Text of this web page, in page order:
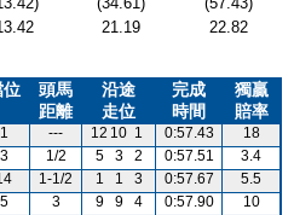
21.19
22.82
位
頭馬
距離
沿途
走位
完成
時間
獨贏
賠率
1 --- 12 10 1 0:57.43
18
3 1/2 5 3 2 0:57.51
3.4
1-1/2 1 1 3 0:57.67
5.5
5 3 9 9 4 0:57.90
10